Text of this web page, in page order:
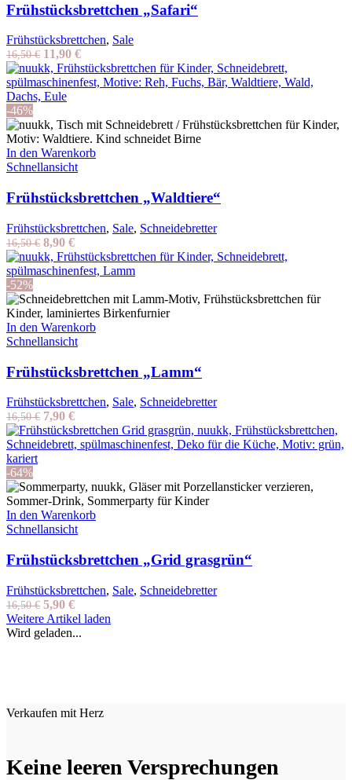
Frühstücksbrettchen „Safari“
Frühstücksbrettchen, Sale
16,50€ Ursprünglicher
Preis
war:
16,50 €
11,90 €Aktueller
Preis
ist:
-46%
In den Warenkorb
Schnellansicht
Frühstücksbrettchen „Waldtiere“
Frühstücksbrettchen, Sale, Schneidebretter
16,50€ Ursprünglicher
Preis
war:
8,90 €Aktueller
Preis
ist:
-52%
In den Warenkorb
Schnellansicht
Frühstücksbrettchen „Lamm“
Frühstücksbrettchen, Sale, Schneidebretter
16,50€ Ursprünglicher
Preis
war:
7,90 €Aktueller
Preis
ist:
-64%
In den Warenkorb
Schnellansicht
Frühstücksbrettchen „Grid grasgrün“
Frühstücksbrettchen, Sale, Schneidebretter
16,50€ Ursprünglicher
Preis
war:
5,90 €Aktueller
Preis
Weitere Artikel laden
Wird geladen...
Verkaufen mit Herz
Keine leeren Versprechungen